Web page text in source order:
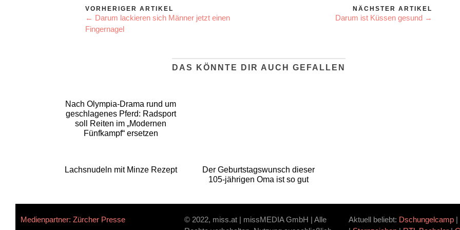
VORHERIGER ARTIKEL
← Darum lackieren sich Männer jetzt einen
Fingernagel
NÄCHSTER ARTIKEL
Darum ist Küssen gesund →
DAS KÖNNTE DIR AUCH GEFALLEN
Nach Olympia-Drama rund um
geschlagenes Pferd: Radsport
soll Reiten im „Modernen
Fünfkampf“ ersetzen
Lachsnudeln mit Minze Rezept
Der Geburtstagswunsch dieser
105-jährigen Oma ist so gut
Medienpartner: Zürcher Presse
© 2022, miss.at | missMEDIA GmbH | Alle
Aktuell beliebt: Dschungelcamp|